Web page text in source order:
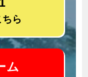
ら
ム